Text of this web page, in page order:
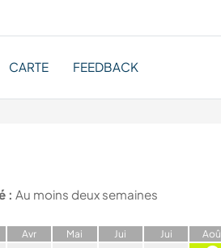
CARTE FEEDBACK
: Au moins deux semaines
Avr Mai Jui Jui Aoû